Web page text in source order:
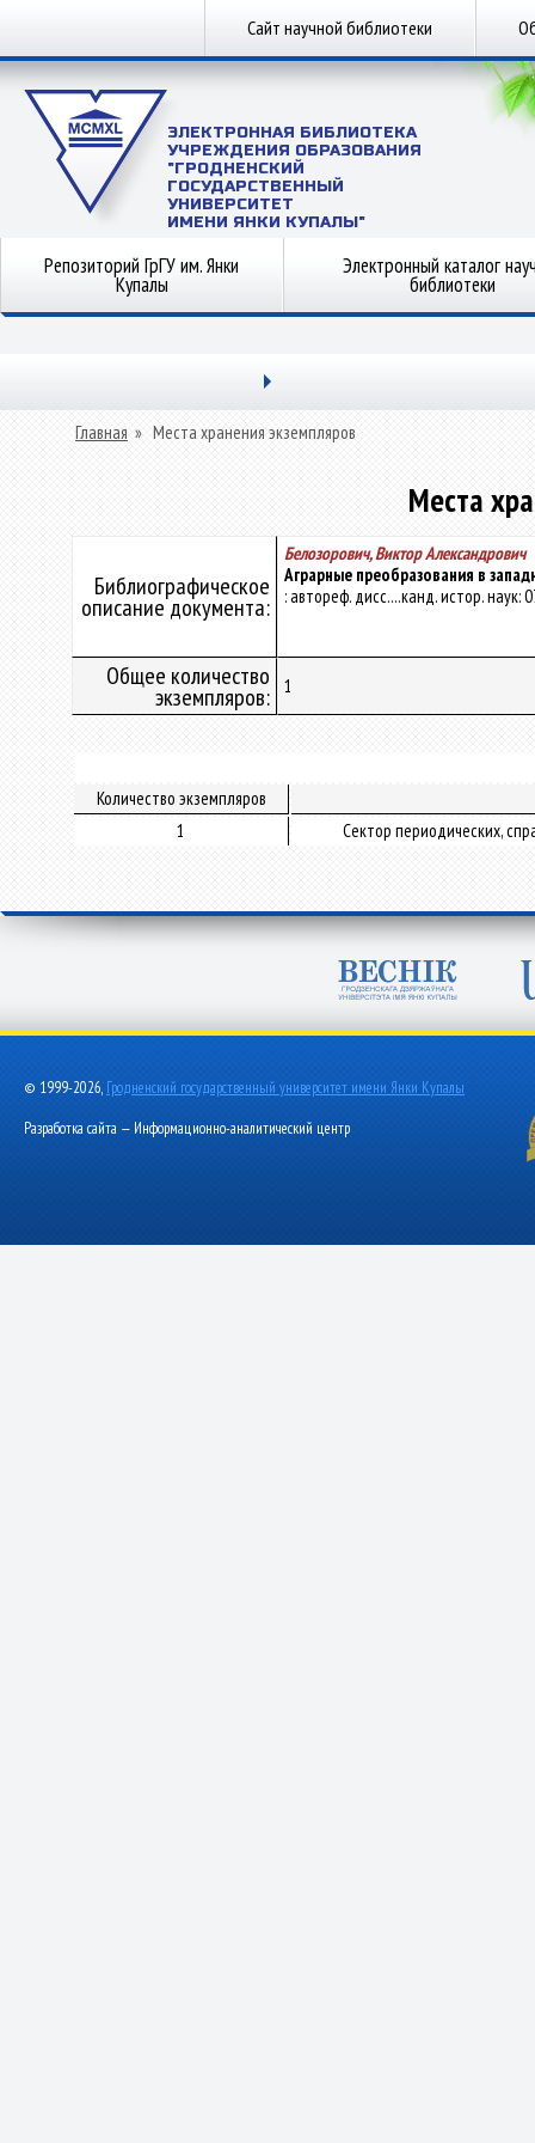
Сайт научной библиотеки
ЭЛЕКТРОННАЯ БИБЛИОТЕКА
УЧРЕЖДЕНИЯ ОБРАЗОВАНИЯ
"ГРОДНЕНСКИЙ
ГОСУДАРСТВЕННЫЙ
УНИВЕРСИТЕТ
ИМЕНИ ЯНКИ КУПАЛЫ"
Репозиторий ГрГУ им. Янки
Купалы
Электронный каталог
библиотеки
Главная » Места хранения экземпляров
Места
Библиографическое
описание документа:
Белозорович, Виктор Александрович
Аграрные преобразования в
: автореф. дисс....канд. истор. наук:
Общее количество
экземпляров: 1
Количество экземпляров
1
Сектор периодических,
© 1999-2026, Гродненский государственный университет имени Янки Купалы
Разработка сайта — Информационно-аналитический центр